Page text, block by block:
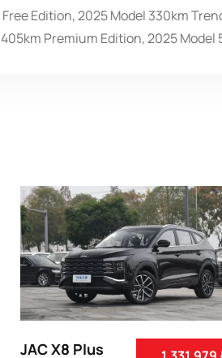
Edition, 2025 Model 330km
Premium Edition, 2025
JAC X8 Plus